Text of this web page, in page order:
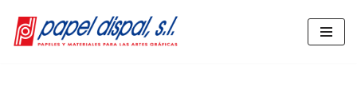
Saltar